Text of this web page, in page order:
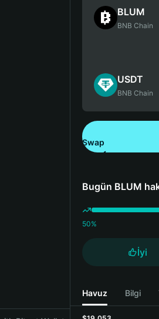
BLUM
BNB Chain
USDT
BNB Chain
Swap
Bugün BLUM
50%
İyi
Havuz Bilgi